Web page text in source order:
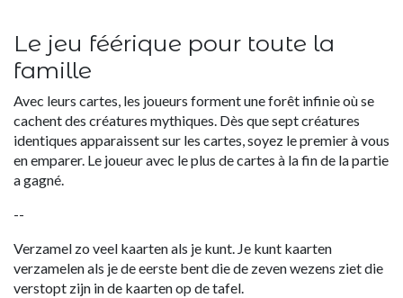
Le jeu féérique pour toute la
famille
Avec leurs cartes, les joueurs forment une forêt infinie où se
cachent des créatures mythiques. Dès que sept créatures
identiques apparaissent sur les cartes, soyez le premier à vous
en emparer. Le joueur avec le plus de cartes à la fin de la partie
a gagné.
--
Verzamel zo veel kaarten als je kunt. Je kunt kaarten
verzamelen als je de eerste bent die de zeven wezens ziet die
verstopt zijn in de kaarten op de tafel.